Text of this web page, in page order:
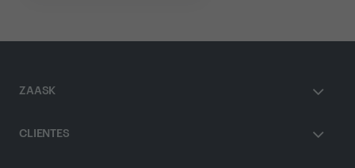
ZAASK
CLIENTES